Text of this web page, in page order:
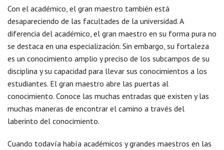
Con el académico, el gran maestro también está
desapareciendo de las facultades de la universidad. A
diferencia del académico, el gran maestro en su forma pura no
se destaca en una especialización. Sin embargo, su fortaleza
es un conocimiento amplio y preciso de los subcampos de su
disciplina y su capacidad para llevar sus conocimientos a los
estudiantes. El gran maestro abre las puertas al
conocimiento. Conoce las muchas entradas que existen y las
muchas maneras de encontrar el camino a través del
laberinto del conocimiento.
Cuando todavía había académicos y grandes maestros en las